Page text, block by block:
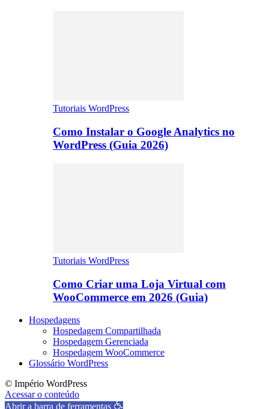
Tutoriais WordPress
Como Instalar o Google Analytics no
WordPress (Guia 2026)
Tutoriais WordPress
Como Criar uma Loja Virtual com
WooCommerce em 2026 (Guia)
Hospedagens
Hospedagem Compartilhada
Hospedagem Gerenciada
Hospedagem WooCommerce
Glossário WordPress
© Império WordPress
Acessar o conteúdo
Abrir a barra de ferramentas